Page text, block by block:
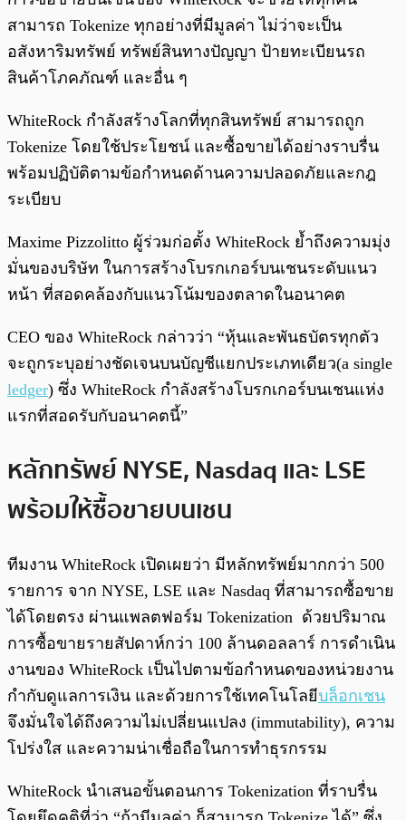
สามารถ Tokenize ทุกอย่างที่มีมูลค่า ไม่ว่าจะเป็น
อสังหาริมทรัพย์ ทรัพย์สินทางปัญญา ป้ายทะเบียนรถ
สินค้าโภคภัณฑ์ และอื่น ๆ
WhiteRock กำลังสร้างโลกที่ทุกสินทรัพย์ สามารถถูก
Tokenize โดยใช้ประโยชน์ และซื้อขายได้อย่างราบรื่น
พร้อมปฏิบัติตามข้อกำหนดด้านความปลอดภัยและกฎ
ระเบียบ
Maxime Pizzolitto ผู้ร่วมก่อตั้ง WhiteRock ย้ำถึงความมุ่ง
มั่นของบริษัท ในการสร้างโบรกเกอร์บนเชนระดับแนว
หน้า ที่สอดคล้องกับแนวโน้มของตลาดในอนาคต
CEO ของ WhiteRock กล่าวว่า “หุ้นและพันธบัตรทุกตัว
จะถูกระบุอย่างชัดเจนบนบัญชีแยกประเภทเดียว(a single
ledger) ซึ่ง WhiteRock กำลังสร้างโบรกเกอร์บนเชนแห่ง
แรกที่สอดรับกับอนาคตนี้”
หลักทรัพย์ NYSE, Nasdaq และ LSE
พร้อมให้ซื้อขายบนเชน
ทีมงาน WhiteRock เปิดเผยว่า มีหลักทรัพย์มากกว่า 500
รายการ จาก NYSE, LSE และ Nasdaq ที่สามารถซื้อขาย
ได้โดยตรง ผ่านแพลตฟอร์ม Tokenization ด้วยปริมาณ
การซื้อขายรายสัปดาห์กว่า 100 ล้านดอลลาร์ การดำเนิน
งานของ WhiteRock เป็นไปตามข้อกำหนดของหน่วยงาน
กำกับดูแลการเงิน และด้วยการใช้เทคโนโลยีบล็อกเชน
จึงมั่นใจได้ถึงความไม่เปลี่ยนแปลง (immutability), ความ
โปร่งใส และความน่าเชื่อถือในการทำธุรกรรม
WhiteRock นำเสนอขั้นตอนการ Tokenization ที่ราบรื่น